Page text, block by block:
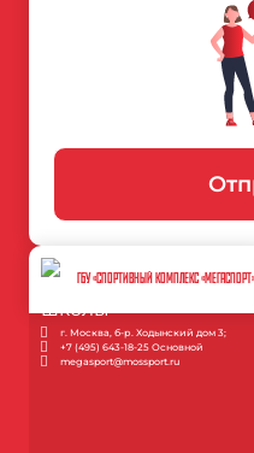
ГБУ «СПОРТИВНЫЙ КОМПЛЕКС «МЕГАСПОРТ»
г. Москва, б-р. Ходынский дом 3;
+7 (495) 643-18-25 Основной
megasport@mossport.ru